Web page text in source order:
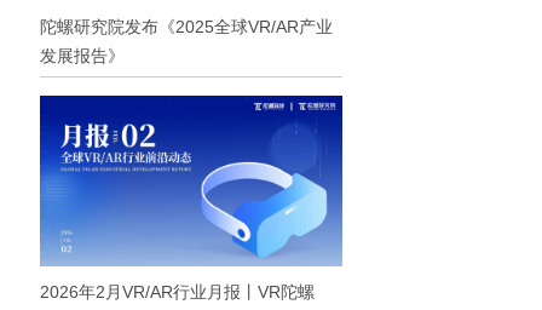
陀螺研究院发布《2025全球VR/AR产业
发展报告》
2026年2月VR/AR行业月报丨VR陀螺